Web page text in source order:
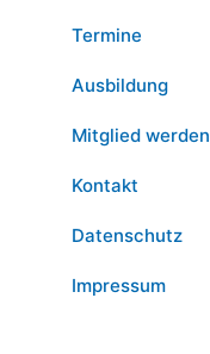
Termine
Ausbildung
Mitglied werden
Kontakt
Datenschutz
Impressum